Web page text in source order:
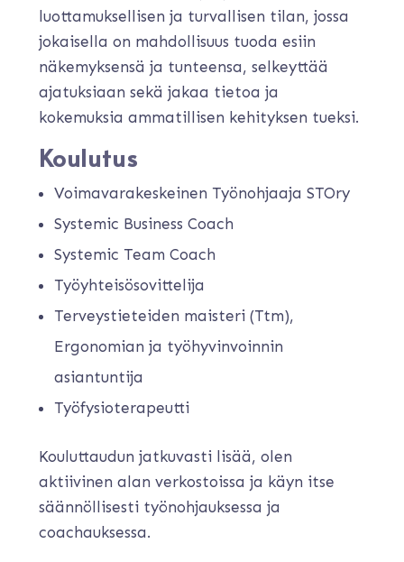
luottamuksellisen ja turvallisen tilan, jossa
jokaisella on mahdollisuus tuoda esiin
näkemyksensä ja tunteensa, selkeyttää
ajatuksiaan sekä jakaa tietoa ja
kokemuksia ammatillisen kehityksen tueksi.
Koulutus
Voimavarakeskeinen Työnohjaaja STOry
Systemic Business Coach
Systemic Team Coach
Työyhteisösovittelija
Terveystieteiden maisteri (Ttm),
Ergonomian ja työhyvinvoinnin
asiantuntija
Työfysioterapeutti
Kouluttaudun jatkuvasti lisää, olen
aktiivinen alan verkostoissa ja käyn itse
säännöllisesti työnohjauksessa ja
coachauksessa.